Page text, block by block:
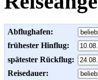
Abflughafen:
frühester Hinflug:
spätester Rückflug:
Reisedauer: